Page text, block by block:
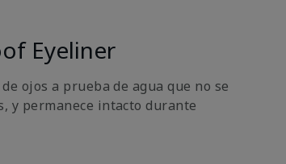
Eyeliner
ojos a prueba de agua que no se
y permanece intacto durante